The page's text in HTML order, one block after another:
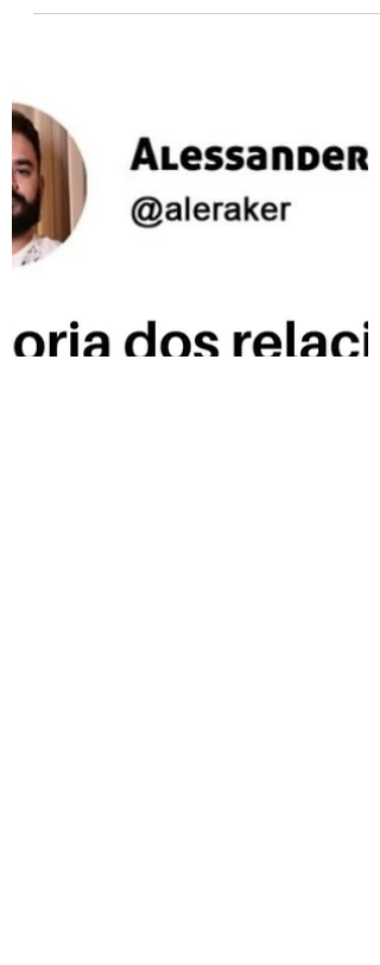
autoconhecimento na
psicoterapia
Deitado tranquilamente no sofá aqui de
casa, estou refletindo sobre o que conversei
há pouco com o Fábio, amigo antigo. Ele
me revelou...